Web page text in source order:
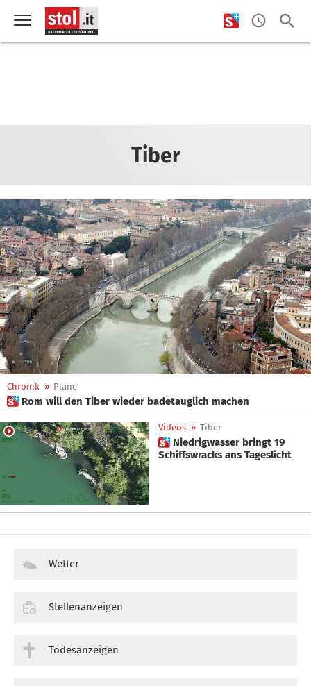
Tiber
Chronik » Pläne
 Rom will den Tiber wieder badetauglich machen
Videos » Tiber
 Niedrigwasser bringt 19
Schiffswracks ans Tageslicht
Wetter
Stellenanzeigen
Todesanzeigen